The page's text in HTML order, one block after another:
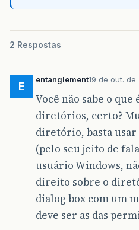
2 Respostas
E
entanglement19 de out. de
Você não sabe o que
diretórios, certo?
diretório, basta
(pelo seu jeito de
usuário Windows,
direito sobre o
dialog box com um
deve ser as das